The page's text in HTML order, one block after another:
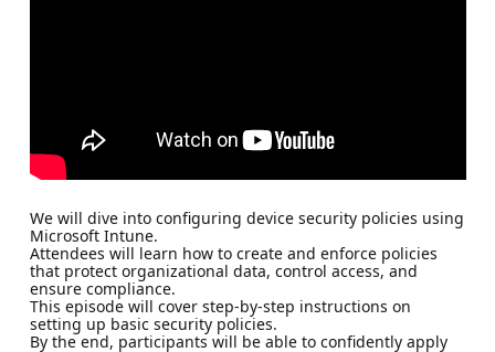
We will dive into configuring device security policies using
Microsoft Intune.
Attendees will learn how to create and enforce policies
that protect organizational data, control access, and
ensure compliance.
This episode will cover step-by-step instructions on
setting up basic security policies.
By the end, participants will be able to confidently apply